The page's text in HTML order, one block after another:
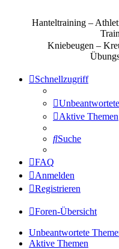
Hanteltraining –
Kniebeugen –
Schnellzugriff
Aktive Themen
Suche
FAQ
Anmelden
Registrieren
Foren-Übersicht
Unbeantwortete
Aktive Themen